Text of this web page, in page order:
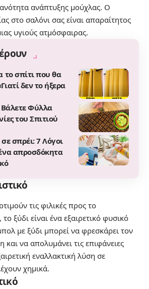
ανάπτυξης μούχλας. Ο
στο σαλόνι σας είναι απαραίτητος
υγιούς ατμόσφαιρας.
το σπίτι που θα
δεν το ήξερα
Βάλετε Φύλλα
του Σπιτιού
σπρέι: 7 Λόγοι
απροσδόκητα
τις φιλικές προς το
ξύδι είναι ένα εξαιρετικό φυσικό
με ξύδι μπορεί να φρεσκάρει τον
να απολυμάνει τις επιφάνειες
εναλλακτική λύση σε
χημικά.